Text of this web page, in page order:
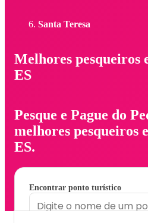
Santa Teresa
Melhores pesqueiros
ES
Pesque e Pague do
melhores pesqueiros
ES.
Encontrar ponto turístico